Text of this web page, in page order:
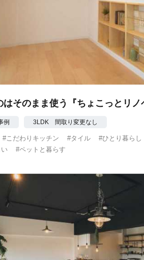
そのまま使う『ちょこっとリノ
例 3LDK 間取り変更なし
#こだわりキッチン #タイル #ひとり暮らし
#ペットと暮らす